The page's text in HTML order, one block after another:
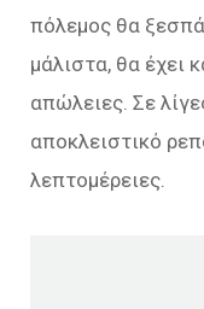
πόλεμος θα
μάλιστα, θα έχει
απώλειες. Σε
αποκλειστικό
λεπτομέρειες.